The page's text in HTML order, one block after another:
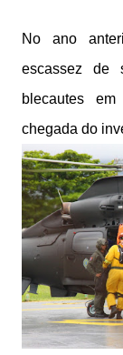
No ano
escassez de
blecautes
chegada do